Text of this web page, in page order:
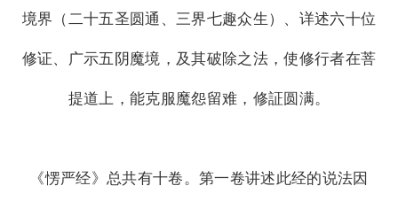
境界（二十五圣圆通、三界七趣众生）、详述六十位
修证、广示五阴魔境，及其破除之法，使修行者在菩
提道上，能克服魔怨留难，修証圆满。
《愣严经》总共有十卷。第一卷讲述此经的说法因